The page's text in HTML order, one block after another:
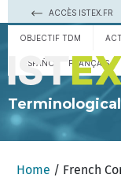
ACCÈS ISTEX.FR
OBJECTIF TDM
ESPAÑOL FRANÇAIS
Home / French